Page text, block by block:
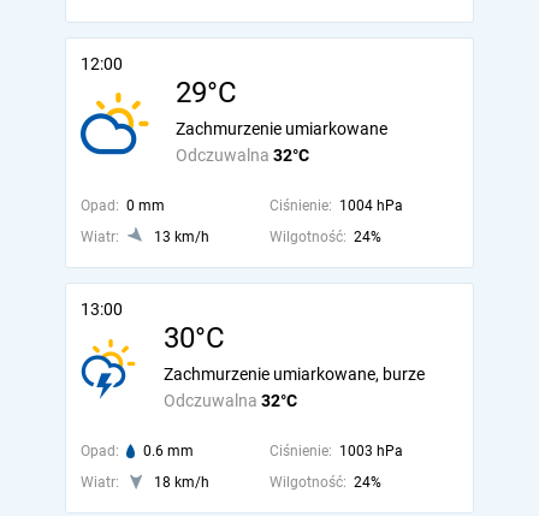
12:00
29°C
Odczuwalna 32°C
Zachmurzenie umiarkowane
Opad: 0 mm Ciśnienie: 1004 hPa
Wiatr:
13 km/h Wilgotność: 24%
13:00
30°C
Odczuwalna 32°C
Zachmurzenie umiarkowane, burze
Opad: 0.6 mm Ciśnienie: 1003 hPa
Wiatr:
18 km/h Wilgotność: 24%